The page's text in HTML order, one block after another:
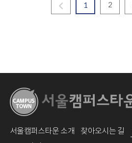
1 2
서울캠퍼스타운 소개 찾아오시는 길